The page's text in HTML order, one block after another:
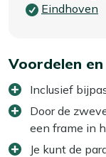
Eindhoven
Voordelen
Inclusief
Door de
een frame in
Je kunt de